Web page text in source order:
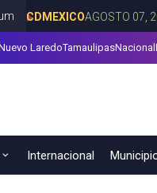
AGOSTO 07, 2026
ESTADOSAGOSTO 06,
LaredoTamaulipasNacional
Internacional